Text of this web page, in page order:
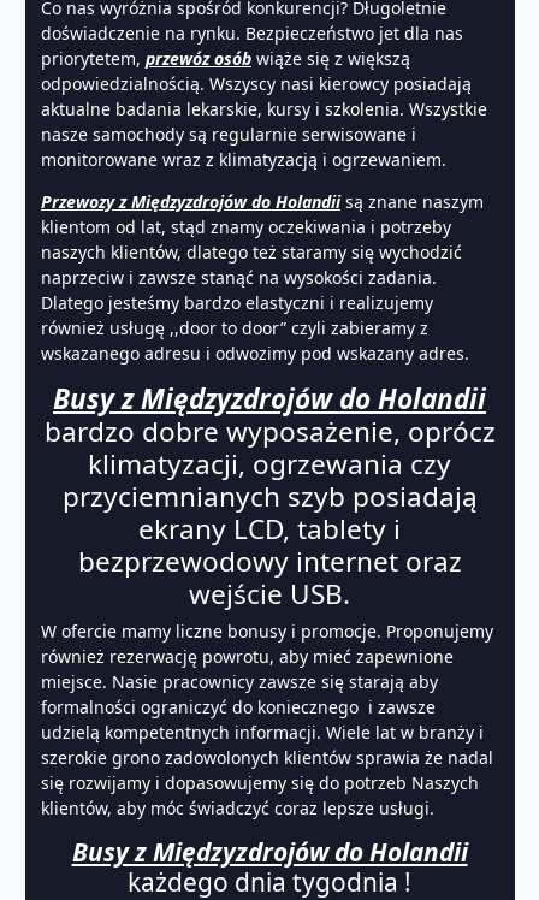
Co nas wyróżnia spośród konkurencji? Długoletnie
doświadczenie na rynku. Bezpieczeństwo jet dla nas
priorytetem, przewóz osób wiąże się z większą
odpowiedzialnością. Wszyscy nasi kierowcy posiadają
aktualne badania lekarskie, kursy i szkolenia. Wszystkie
nasze samochody są regularnie serwisowane i
monitorowane wraz z klimatyzacją i ogrzewaniem.
Przewozy z Międzyzdrojów do Holandiisą znane naszym
klientom od lat, stąd znamy oczekiwania i potrzeby
naszych klientów, dlatego też staramy się wychodzić
naprzeciw i zawsze stanąć na wysokości zadania.
Dlatego jesteśmy bardzo elastyczni i realizujemy
również usługę ,,door to door” czyli zabieramy z
wskazanego adresu i odwozimy pod wskazany adres.
Busy z Międzyzdrojów do Holandii
bardzo dobre wyposażenie, oprócz
klimatyzacji, ogrzewania czy
przyciemnianych szyb posiadają
ekrany LCD, tablety i
bezprzewodowy internet oraz
wejście USB.
W ofercie mamy liczne bonusy i promocje. Proponujemy
również rezerwację powrotu, aby mieć zapewnione
miejsce. Nasie pracownicy zawsze się starają aby
formalności ograniczyć do koniecznego i zawsze
udzielą kompetentnych informacji. Wiele lat w branży i
szerokie grono zadowolonych klientów sprawia że nadal
się rozwijamy i dopasowujemy się do potrzeb Naszych
klientów, aby móc świadczyć coraz lepsze usługi.
Busy z Międzyzdrojów do Holandii
każdego dnia tygodnia !